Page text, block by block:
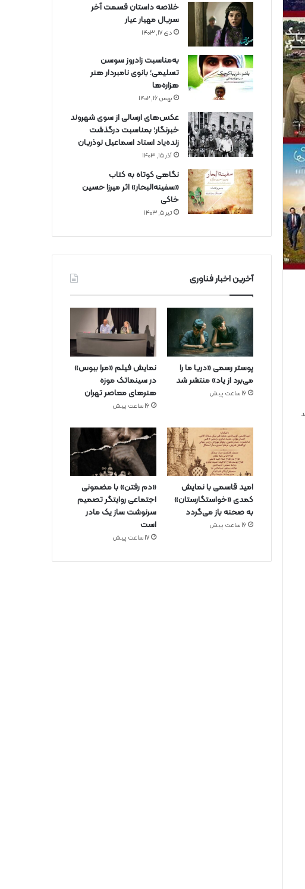
خلاصه داستان قسمت آخر
سریال مهیار عیار
دی ۱۷, ۱۴۰۳
به‌مناسبت زادروز سوسن
تسلیمی؛ بانوی نامبردار هنر
هزاره‌ها
بهمن ۱۶, ۱۴۰۲
عکس‌های ارسالی از سوی شهروند
خبرنگار؛ بمناسبت درگذشت
زنده‌یاد استاد اسماعیل نوذریان
آذر ۱۵, ۱۴۰۳
نگاهی کوتاه به کتاب
«سفینه‌البحار» اثر میرزا حسین
خاکی
تیر ۵, ۱۴۰۳
آخرین اخبار فناوری
پوستر رسمی «دریا ما را
می‌برد از یاد» منتشر شد
16 ساعت پیش
نمایش فیلم «مرا ببوس»
در سینماتک موزه
هنرهای معاصر تهران
16 ساعت پیش
امید قاسمی با نمایش
کمدی «خواستگارستان»
به صحنه باز می‌گردد
16 ساعت پیش
«دم رفتن» با مضمونی
اجتماعی روایتگر تصمیم
سرنوشت ساز یک مادر
است
17 ساعت پیش